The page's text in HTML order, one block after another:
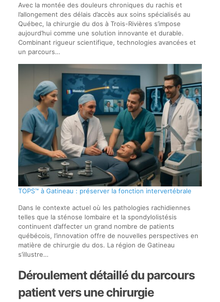
Avec la montée des douleurs chroniques du rachis et
l’allongement des délais d’accès aux soins spécialisés au
Québec, la chirurgie du dos à Trois-Rivières s’impose
aujourd’hui comme une solution innovante et durable.
Combinant rigueur scientifique, technologies avancées et
un parcours…
TOPS™ à Gatineau : préserver la fonction intervertébrale
Dans le contexte actuel où les pathologies rachidiennes
telles que la sténose lombaire et la spondylolistésis
continuent d’affecter un grand nombre de patients
québécois, l’innovation offre de nouvelles perspectives en
matière de chirurgie du dos. La région de Gatineau
s’illustre…
Déroulement détaillé du parcours
patient vers une chirurgie